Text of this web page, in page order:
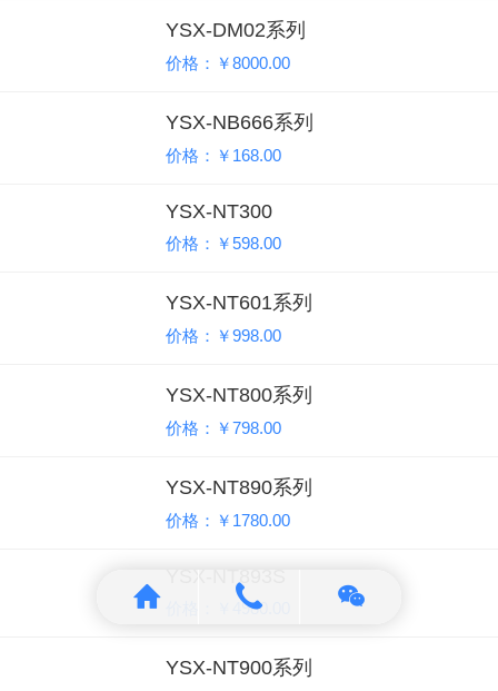
YSX-DM02系列
价格：￥8000.00
YSX-NB666系列
价格：￥168.00
YSX-NT300
价格：￥598.00
YSX-NT601系列
价格：￥998.00
YSX-NT800系列
价格：￥798.00
YSX-NT890系列
价格：￥1780.00
YSX-NT893S
价格：￥4980.00
YSX-NT900系列